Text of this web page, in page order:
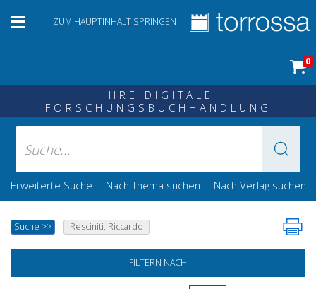
ZUM HAUPTINHALT SPRINGEN
0
IHRE DIGITALE
FORSCHUNGSBUCHHANDLUNG
Erweiterte Suche | Nach Thema suchen | Nach Verlag suchen
Suche >> Resciniti, Riccardo
FILTERN NACH